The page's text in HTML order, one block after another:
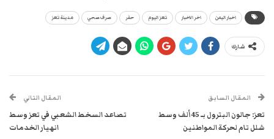
اخبار اليمن اخر الاخبار تعز اليوم حفر صرف صحي مدينة تعز
شارك
المقال السابق
تعز: جالون البترول بـ 45 ألف وسط
شلل تام لحركة المواطنين
المقال التالي
تصاعد السخط الشعبي في تعز وسط
انهيار الخدمات